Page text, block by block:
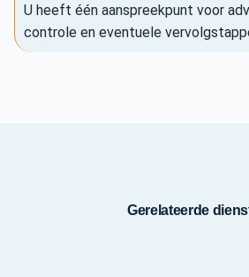
U heeft één aanspreekpunt voor
controle en eventuele
Gerelateerde